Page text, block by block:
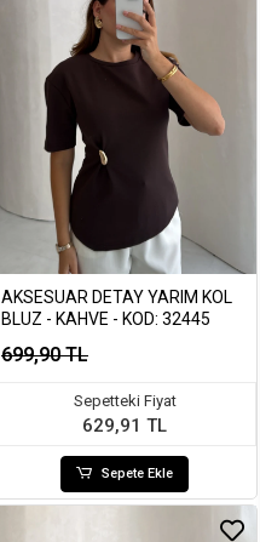
AKSESUAR DETAY YARIM KOL
BLUZ - KAHVE - KOD: 32445
699,90 TL
Sepetteki Fiyat
629,91 TL
Sepete Ekle